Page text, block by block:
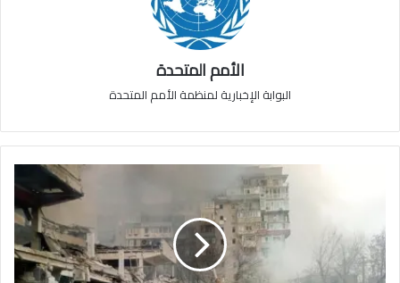
الأمم المتحدة
البوابة الإخبارية لمنظمة الأمم المتحدة